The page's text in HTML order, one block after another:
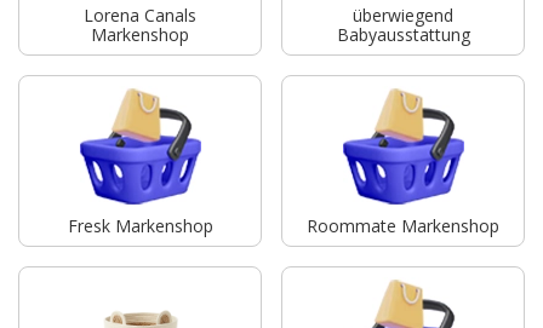
Lorena Canals
Markenshop
überwiegend
Babyausstattung
Fresk Markenshop Roommate Markenshop